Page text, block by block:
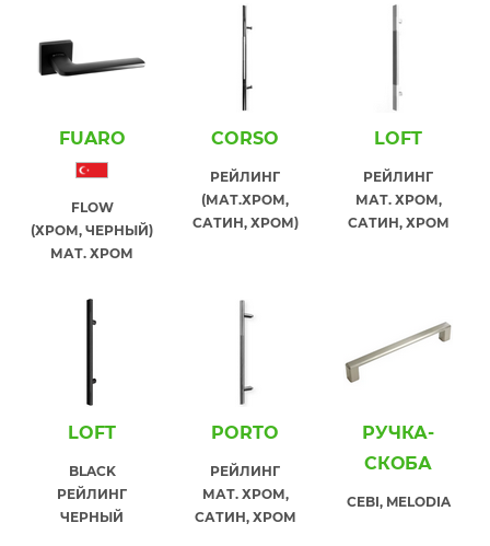
FUARO
FLOW
(ХРОМ, ЧЕРНЫЙ)
МАТ. ХРОМ
СORSO
РЕЙЛИНГ
(МАТ.ХРОМ,
САТИН, ХРОМ)
LOFT
РЕЙЛИНГ
МАТ. ХРОМ,
САТИН, ХРОМ
LOFT
BLACK
РЕЙЛИНГ
ЧЕРНЫЙ
PORTO
РЕЙЛИНГ
МАТ. ХРОМ,
САТИН, ХРОМ
РУЧКА-
СКОБА
CEBI, MELODIA